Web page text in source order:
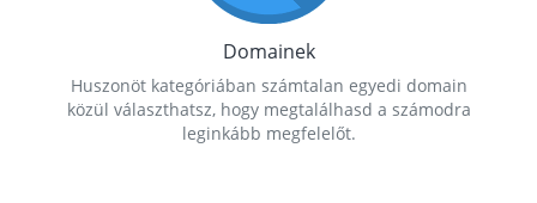
Domainek
Huszonöt kategóriában számtalan egyedi domain
közül választhatsz, hogy megtalálhasd a számodra
leginkább megfelelőt.